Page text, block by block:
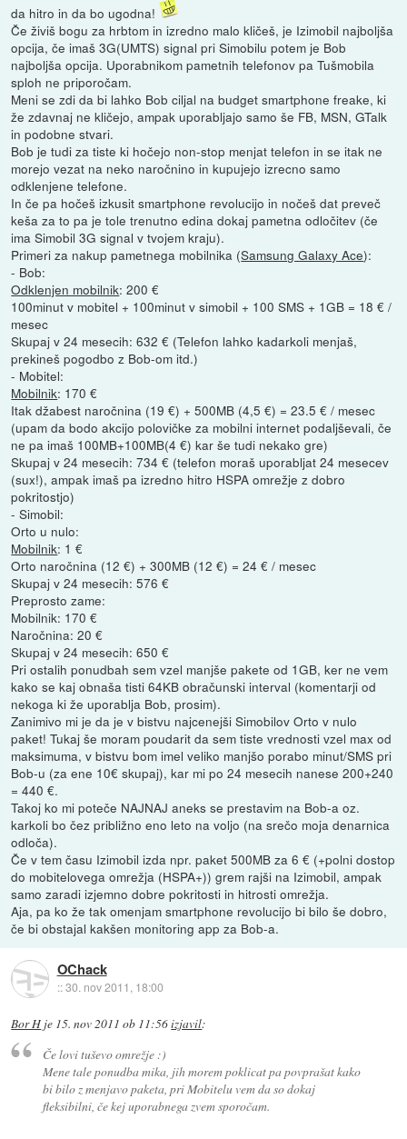
da hitro in da bo ugodna!
Če živiš bogu za hrbtom in izredno malo kličeš, je Izimobil najboljša
opcija, če imaš 3G(UMTS) signal pri Simobilu potem je Bob
najboljša opcija. Uporabnikom pametnih telefonov pa Tušmobila
sploh ne priporočam.
Meni se zdi da bi lahko Bob ciljal na budget smartphone freake, ki
že zdavnaj ne kličejo, ampak uporabljajo samo še FB, MSN, GTalk
in podobne stvari.
Bob je tudi za tiste ki hočejo non-stop menjat telefon in se itak ne
morejo vezat na neko naročnino in kupujejo izrecno samo
odklenjene telefone.
In če pa hočeš izkusit smartphone revolucijo in nočeš dat preveč
keša za to pa je tole trenutno edina dokaj pametna odločitev (če
ima Simobil 3G signal v tvojem kraju).
Primeri za nakup pametnega mobilnika (Samsung Galaxy Ace):
- Bob:
Odklenjen mobilnik: 200 €
100minut v mobitel + 100minut v simobil + 100 SMS + 1GB = 18 € /
mesec
Skupaj v 24 mesecih: 632 € (Telefon lahko kadarkoli menjaš,
prekineš pogodbo z Bob-om itd.)
- Mobitel:
Mobilnik: 170 €
Itak džabest naročnina (19 €) + 500MB (4,5 €) = 23.5 € / mesec
(upam da bodo akcijo polovičke za mobilni internet podaljševali, če
ne pa imaš 100MB+100MB(4 €) kar še tudi nekako gre)
Skupaj v 24 mesecih: 734 € (telefon moraš uporabljat 24 mesecev
(sux!), ampak imaš pa izredno hitro HSPA omrežje z dobro
pokritostjo)
- Simobil:
Orto u nulo:
Mobilnik: 1 €
Orto naročnina (12 €) + 300MB (12 €) = 24 € / mesec
Skupaj v 24 mesecih: 576 €
Preprosto zame:
Mobilnik: 170 €
Naročnina: 20 €
Skupaj v 24 mesecih: 650 €
Pri ostalih ponudbah sem vzel manjše pakete od 1GB, ker ne vem
kako se kaj obnaša tisti 64KB obračunski interval (komentarji od
nekoga ki že uporablja Bob, prosim).
Zanimivo mi je da je v bistvu najcenejši Simobilov Orto v nulo
paket! Tukaj še moram poudarit da sem tiste vrednosti vzel max od
maksimuma, v bistvu bom imel veliko manjšo porabo minut/SMS pri
Bob-u (za ene 10€ skupaj), kar mi po 24 mesecih nanese 200+240
= 440 €.
Takoj ko mi poteče NAJNAJ aneks se prestavim na Bob-a oz.
karkoli bo čez približno eno leto na voljo (na srečo moja denarnica
odloča).
Če v tem času Izimobil izda npr. paket 500MB za 6 € (+polni dostop
do mobitelovega omrežja (HSPA+)) grem rajši na Izimobil, ampak
samo zaradi izjemno dobre pokritosti in hitrosti omrežja.
Aja, pa ko že tak omenjam smartphone revolucijo bi bilo še dobro,
če bi obstajal kakšen monitoring app za Bob-a.
OChack
::30. nov 2011, 18:00
Bor H je 15. nov 2011 ob 11:56izjavil:
Če lovi tuševo omrežje :)
Mene tale ponudba mika, jih morem poklicat pa povprašat kako
bi bilo z menjavo paketa, pri Mobitelu vem da so dokaj
fleksibilni, če kej uporabnega zvem sporočam.